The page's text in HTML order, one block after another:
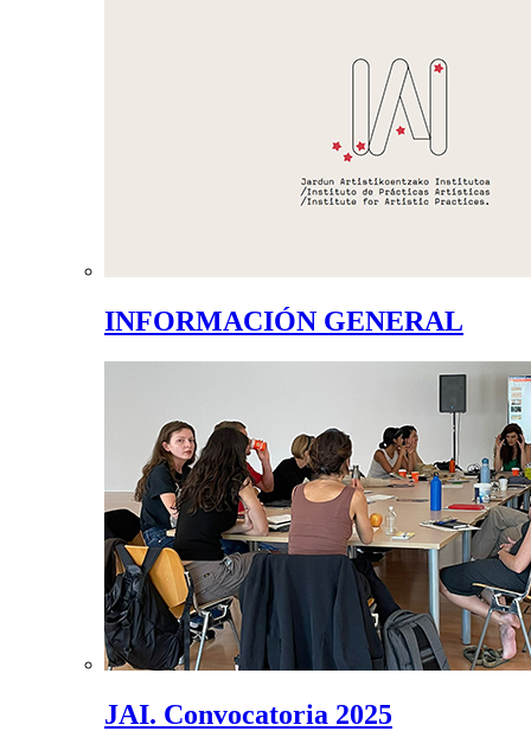
INFORMACIÓN GENERAL
JAI. Convocatoria 2025